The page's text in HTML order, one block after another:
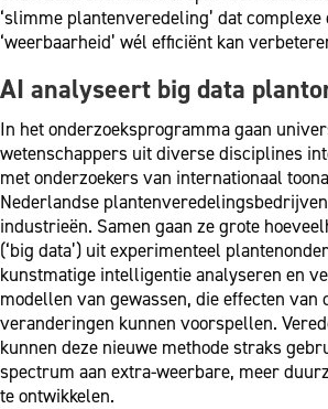
‘slimme plantenveredeling’ dat
‘weerbaarheid’ wél efficiënt kan
AI analyseert big data
In het onderzoeksprogramma gaan
wetenschappers uit diverse disciplines
met onderzoekers van internationaal
Nederlandse
industrieën. Samen gaan ze grote
(‘big data’) uit experimenteel
kunstmatige intelligentie analyseren en
modellen van gewassen, die effecten van
veranderingen kunnen voorspellen.
kunnen deze nieuwe methode straks
spectrum aan extra-weerbare, meer
te ontwikkelen.